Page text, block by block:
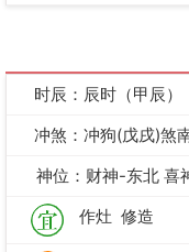
时辰：辰时（甲辰）
冲煞：冲狗(戊戌)煞
神位：财神-东北 喜
作灶 修造